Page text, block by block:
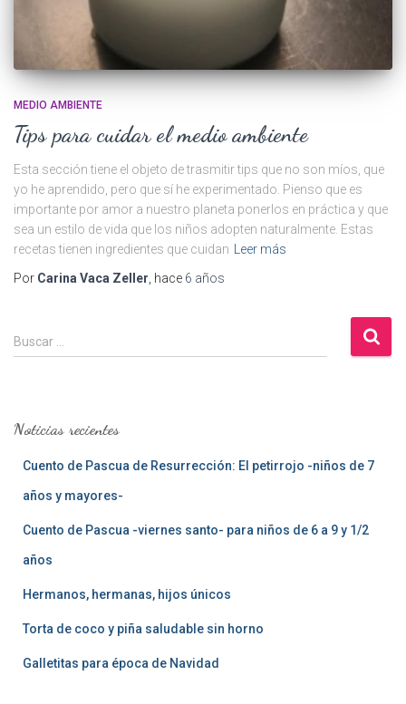
MEDIO AMBIENTE
Tips para cuidar el medio ambiente
Esta sección tiene el objeto de trasmitir tips que no son míos, que
yo he aprendido, pero que sí he experimentado. Pienso que es
importante por amor a nuestro planeta ponerlos en práctica y que
sea un estilo de vida que los niños adopten naturalmente. Estas
recetas tienen ingredientes que cuidan
Leer más
Por Carina Vaca Zeller , hace 6 años
B
u
r
Buscar …
Noticias recientes
Cuento de Pascua de Resurrección: El petirrojo -niños de 7
años y mayores-
Cuento de Pascua -viernes santo- para niños de 6 a 9 y 1/2
años
Hermanos, hermanas, hijos únicos
Torta de coco y piña saludable sin horno
Galletitas para época de Navidad